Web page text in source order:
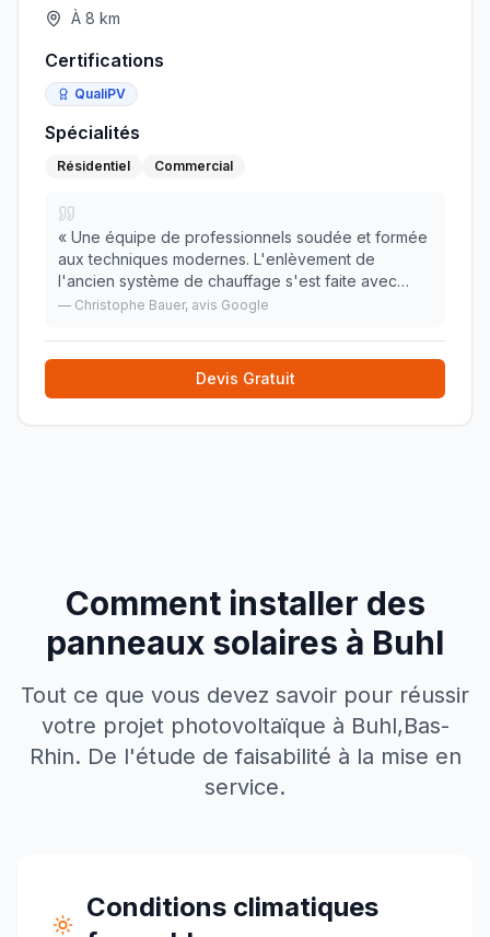
À 8 km
Certifications
QualiPV
Spécialités
Résidentiel Commercial
« Une équipe de professionnels soudée et formée
aux techniques modernes. L'enlèvement de
l'ancien système de chauffage s'est faite avec
rapîdité et sans interuptions ni de chauffage, ni
des t»
— Christophe Bauer, avis Google
Devis Gratuit
Comment installer des
panneaux solaires à Buhl
Tout ce que vous devez savoir pour réussir
votre projet photovoltaïque à Buhl,Bas-
Rhin. De l'étude de faisabilité à la mise en
service.
Conditions climatiques